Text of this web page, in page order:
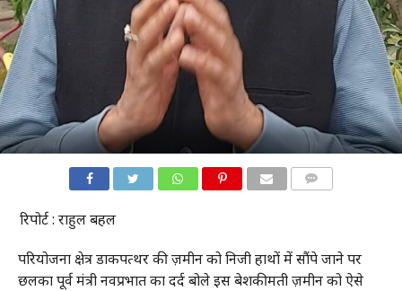
रिपोर्ट : राहुल बहल
परियोजना क्षेत्र डाकपत्थर की ज़मीन को निजी हाथों में सौंपे जाने पर
छलका पूर्व मंत्री नवप्रभात का दर्द बोले इस बेशकीमती ज़मीन को ऐसे